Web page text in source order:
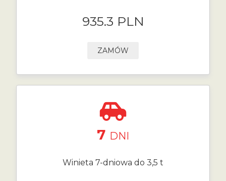
935.3 PLN
ZAMÓW
7 DNI
Winieta 7-dniowa do 3,5 t